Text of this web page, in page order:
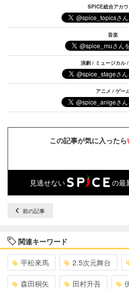
SPICE総合アカウ
音楽
演劇 / ミュージカル
アニメ / ゲー
この記事が気に入ったら
見逃せない の最
前の記事
関連キーワード
平松來馬 2.5次元舞台
森田桐矢 田村升吾